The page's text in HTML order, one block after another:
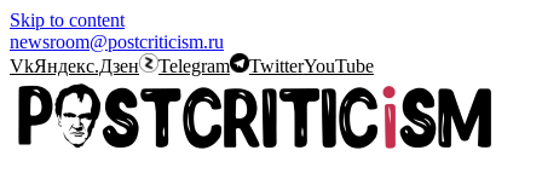
Skip to content
newsroom@postcriticism.ru
VkЯндекс.Дзен Telegram TwitterYouTube